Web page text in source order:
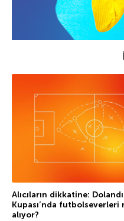
Alıcıların dikkatine:
Kupası’nda futbolseverleri
alıyor?